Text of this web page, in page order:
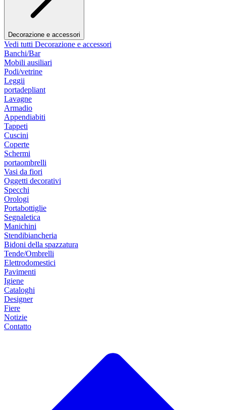
Decorazione e accessori
Vedi tutti Decorazione e accessori
Banchi/Bar
Mobili ausiliari
Podi/vetrine
Leggii
portadepliant
Lavagne
Armadio
Appendiabiti
Tappeti
Cuscini
Coperte
Schermi
portaombrelli
Vasi da fiori
Oggetti decorativi
Specchi
Orologi
Portabottiglie
Segnaletica
Manichini
Stendibiancheria
Bidoni della spazzatura
Tende/Ombrelli
Elettrodomestici
Pavimenti
Igiene
Cataloghi
Designer
Fiere
Notizie
Contatto